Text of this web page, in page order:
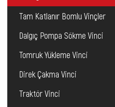
Tam Katlanır Bomlu Vinçler
Dalgıç Pompa Sökme Vinci
Tomruk Yükleme Vinci
Direk Çakma Vinci
Traktör Vinci